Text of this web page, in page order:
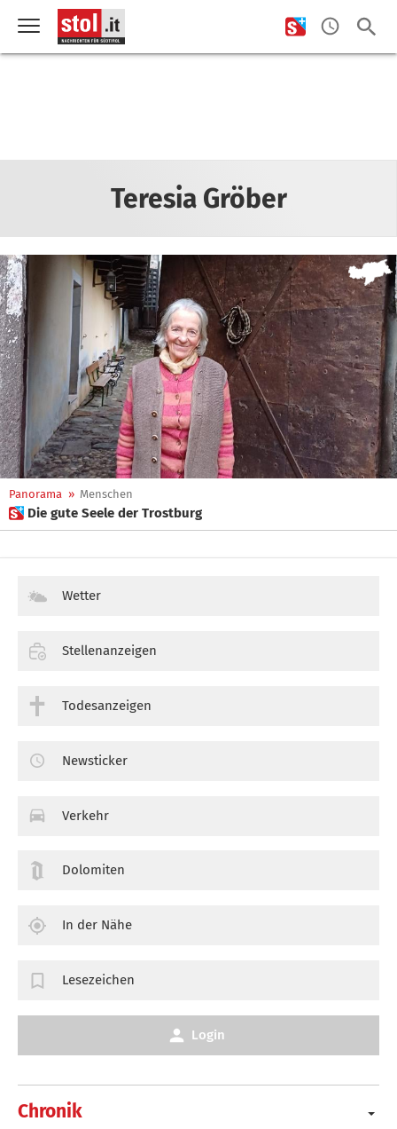
Teresia Gröber
Panorama » Menschen
 Die gute Seele der Trostburg
Chronik
Wetter
Stellenanzeigen
Todesanzeigen
Newsticker
Verkehr
Dolomiten
In der Nähe
Lesezeichen
Login